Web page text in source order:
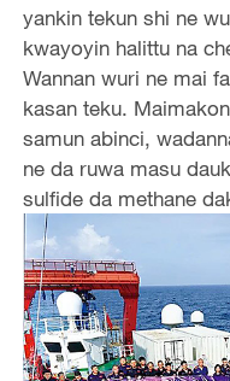
yankin tekun shi ne
kwayoyin halittu na
Wannan wuri ne mai
kasan teku.
samun abinci,
ne da ruwa masu
sulfide da methane